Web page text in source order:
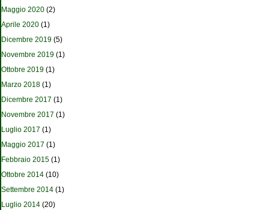
Maggio 2020 (2)
Aprile 2020 (1)
Dicembre 2019 (5)
Novembre 2019 (1)
Ottobre 2019 (1)
Marzo 2018 (1)
Dicembre 2017 (1)
Novembre 2017 (1)
Luglio 2017 (1)
Maggio 2017 (1)
Febbraio 2015 (1)
Ottobre 2014 (10)
Settembre 2014 (1)
Luglio 2014 (20)